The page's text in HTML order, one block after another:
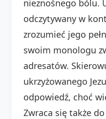
nieznośnego bólu.
odczytywany w
zrozumieć jego
swoim monologu
adresatów.
ukrzyżowanego
odpowiedź, choć
Zwraca się także